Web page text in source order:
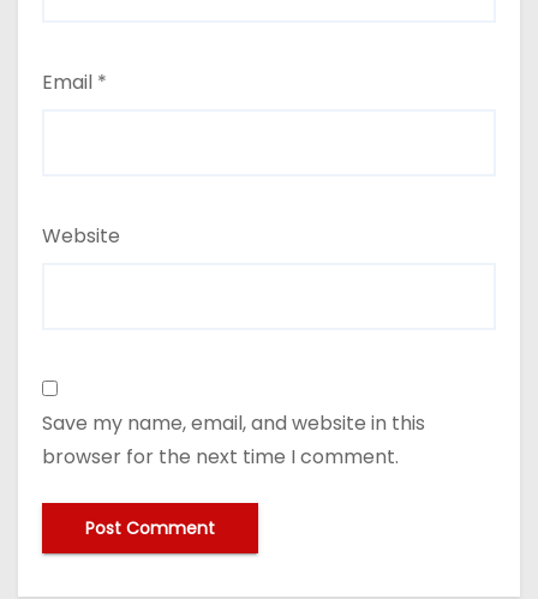
Email *
Website
Save my name, email, and website in this
browser for the next time I comment.